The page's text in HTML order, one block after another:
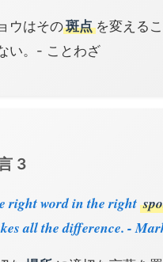
ウはその斑点を変える
い。- ことわざ
3
right word in the right
all the difference. -